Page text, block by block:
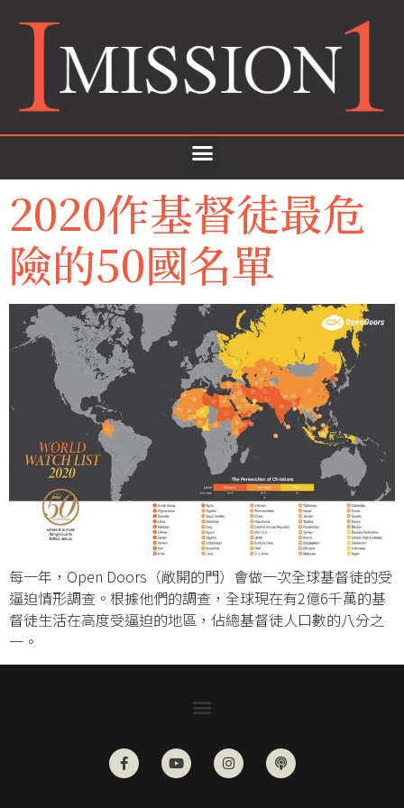
2020作基督徒最危
險的50國名單
每一年，Open Doors（敞開的門）會做一次全球基督徒的受
逼迫情形調查。根據他們的調查，全球現在有2億6千萬的基
督徒生活在高度受逼迫的地區，佔總基督徒人口數的八分之
一。